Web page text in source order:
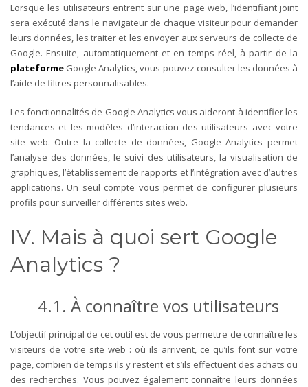
Lorsque les utilisateurs entrent sur une page web, l’identifiant joint
sera exécuté dans le navigateur de chaque visiteur pour demander
leurs données, les traiter et les envoyer aux serveurs de collecte de
Google.Ensuite, automatiquement et en temps réel, à partir de la
plateforme Google Analytics, vous pouvez consulter les données à
l’aide de filtres personnalisables.
Les fonctionnalités de Google Analytics vous aideront à identifier les
tendances et les modèles d’interaction des utilisateurs avec votre
site web. Outre la collecte de données, Google Analytics permet
l’analyse des données, le suivi des utilisateurs, la visualisation de
graphiques, l’établissement de rapports et l’intégration avec d’autres
applications. Un seul compte vous permet de configurer plusieurs
profils pour surveiller différents sites web.
IV. Mais à quoi sert Google
Analytics ?
4.1. À connaître vos utilisateurs
L’objectif principal de cet outil est de vous permettre de connaître les
visiteurs de votre site web : où ils arrivent, ce qu’ils font sur votre
page, combien de temps ils y restent et s’ils effectuent des achats ou
des recherches. Vous pouvez également connaître leurs données